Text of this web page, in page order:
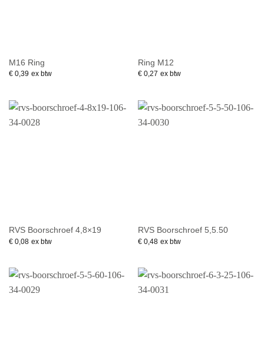
M16 Ring
€0,39 ex btw
Ring M12
€0,27 ex btw
RVS Boorschroef 4,8×19
€0,08 ex btw
RVS Boorschroef 5,5.50
€0,48 ex btw